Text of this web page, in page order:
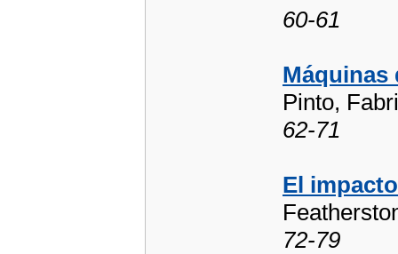
60-61
Máquinas
Pinto,
62-71
El
72-79